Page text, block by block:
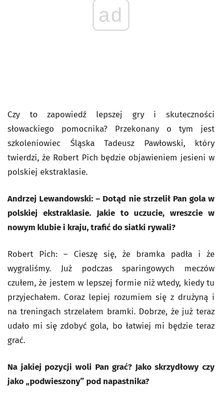
ad
Czy to zapowiedź lepszej gry i skuteczności
słowackiego pomocnika? Przekonany o tym jest
szkoleniowiec Śląska Tadeusz Pawłowski, który
twierdzi, że Robert Pich będzie objawieniem jesieni w
polskiej ekstraklasie.
Andrzej Lewandowski: – Dotąd nie strzelił Pan gola w
polskiej ekstraklasie. Jakie to uczucie, wreszcie w
nowym klubie i kraju, trafić do siatki rywali?
Robert Pich: – Cieszę się, że bramka padła i że
wygraliśmy. Już podczas sparingowych meczów
czułem, że jestem w lepszej formie niż wtedy, kiedy tu
przyjechałem. Coraz lepiej rozumiem się z drużyną i
na treningach strzelałem bramki. Dobrze, że już teraz
udało mi się zdobyć gola, bo łatwiej mi będzie teraz
grać.
Na jakiej pozycji woli Pan grać? Jako skrzydłowy czy
jako „podwieszony” pod napastnika?